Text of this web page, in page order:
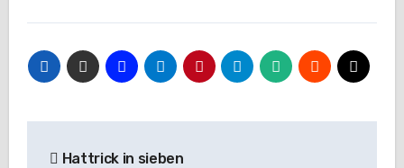
Hattrick in sieben